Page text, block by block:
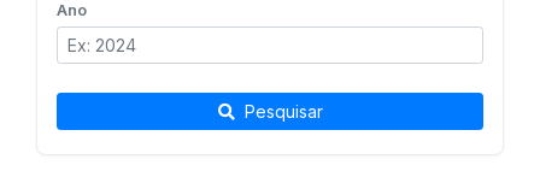
Ano
Pesquisar